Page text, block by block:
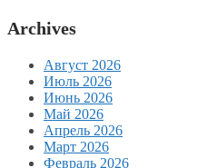
Archives
Август 2026
Июль 2026
Июнь 2026
Май 2026
Апрель 2026
Март 2026
Февраль 2026